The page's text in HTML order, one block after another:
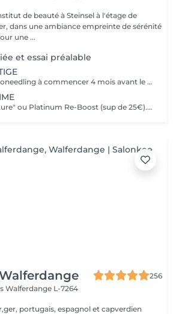
de beauté à Steinsel à l'étage de
dans une ambiance empreinte de sérénité
une ...
et essai préalable
Cure Procell ( microneedling à commencer 4 mois avant le jour J) ou cure Soin Signature. Gommage du corps et massage 1h : 1 semaine avant le jour J. Beauté des mains et beauté des pieds ( vernis semi permanent en supplément): 2 jours avant le jour J. Maquillage Mariée, le jour J + essai à votre convenance. Épilations au choix ( jambes entières, maillot intégral, aisselles , visage ou - ), 2 jours avant le jour J. Dates modulables évidemment. 1099€ à la place de 1435€.
Soin visage "Signature" ou Platinum Re-Boost (sup de 25€). 1 semaine avant le jour J. Gommage du corps. 2 à 3 jours avant le jour J. Massage détente dos et épaules. 1 jour avant le jour J Beauté des pieds+ vernis simple ( semi permanent +6€). 2 jours avant le jour J Beauté des mains+ vernis classique ( semi permanent +15€). 2 à 3 jours avant le jour J Maquillage Mariée + essai. le jour J et l'essai au choix Épilations au choix ( jambes entières, maillot intégral, aisselles , visage ou - ), ( cire classique ). 3 jours avant le jour J Forfait à planifier avec votre esthéticienne, dates modulables évidemment 599€ à la place de 728€
256
Walferdange L-7264
portugais, espagnol et capverdien